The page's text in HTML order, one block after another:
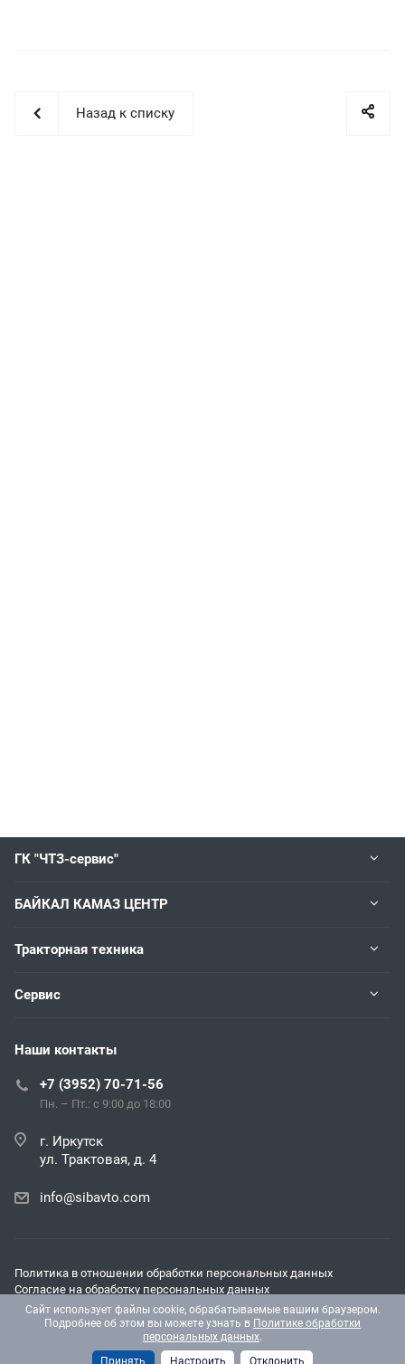
Назад к списку
ГК "ЧТЗ-сервис"
БАЙКАЛ КАМАЗ ЦЕНТР
Тракторная техника
Сервис
Наши контакты
+7 (3952) 70-71-56
Пн. – Пт.: с 9:00 до 18:00
г. Иркутск
ул. Трактовая, д. 4
info@sibavto.com
Политика в отношении обработки персональных данных
Согласие на обработку персональных данных
Согласие на получение рекламных и информационных
материалов
© 2026 Все права защищены.
Сайт использует файлы cookie, обрабатываемые вашим браузером.
Подробнее об этом вы можете узнать в Политике обработки
персональных данных.
Принять
Настроить Отклонить